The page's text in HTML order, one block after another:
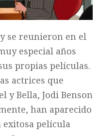
se reunieron en el
especial años
propias películas.
actrices que
y Bella, Jodi Benson
han aparecido
exitosa película